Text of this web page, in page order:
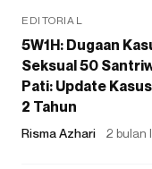
EDITORIAL
5W1H: Dugaan
Seksual 50
Pati: Update
2 Tahun
Risma Azhari 2 bulan